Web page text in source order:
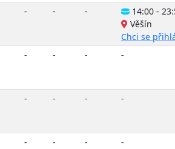
- - -
14:00 -
Věšín
Chci se
- - - -
- - - -
- - - -